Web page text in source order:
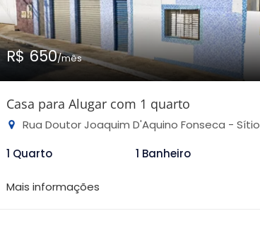
R$ 650/mês
Casa para Alugar com 1 quarto
Rua Doutor Joaquim D'Aquino Fonseca - Sítio do Mandaqui, São Paulo-SP
1 Quarto
1 Banheiro
Mais informações